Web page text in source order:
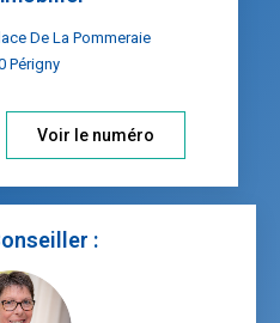
De La Pommeraie
Périgny
Voir le numéro
: